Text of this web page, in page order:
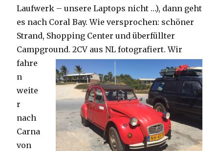
Laufwerk – unsere Laptops nicht …), dann geht
es nach Coral Bay. Wie versprochen: schöner
Strand, Shopping Center und überfüllter
Campground.2CV aus NL fotografiert. Wir
fahre
n
weite
r
nach
Carna
von